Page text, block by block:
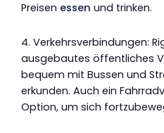
Preisen essen und trinken.
4. Verkehrsverbindungen:
ausgebautes öffentliches
bequem mit Bussen und
erkunden. Auch ein
Option, um sich